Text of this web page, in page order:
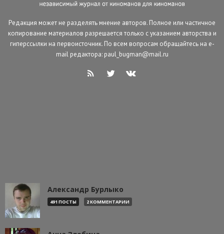
Редакция может не разделять мнение авторов. Полное или частичное
копирование материалов разрешается только с указанием авторства и
гиперссылки на первоисточник. По всем вопросам обращайтесь на e-
mail редактора: paul_bugman@mail.ru
Александр Бурлыко
491 ПОСТЫ 2 КОММЕНТАРИИ